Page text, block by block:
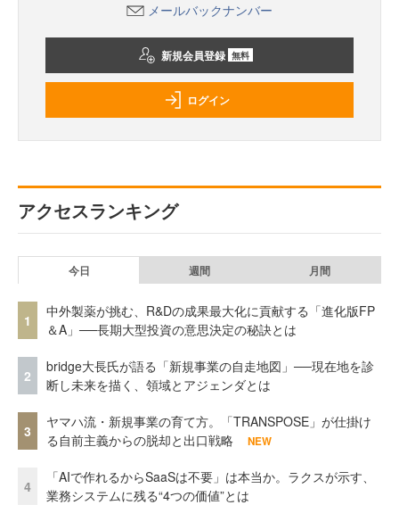
メールバックナンバー
新規会員登録 無料
ログイン
アクセスランキング
今日 週間 月間
1
中外製薬が挑む、R&Dの成果最大化に貢献する「進化版FP
＆A」──長期大型投資の意思決定の秘訣とは
2
bridge大長氏が語る「新規事業の自走地図」──現在地を診
断し未来を描く、領域とアジェンダとは
3
ヤマハ流・新規事業の育て方。「TRANSPOSE」が仕掛け
る自前主義からの脱却と出口戦略
NEW
4
「AIで作れるからSaaSは不要」は本当か。ラクスが示す、
業務システムに残る“4つの価値”とは